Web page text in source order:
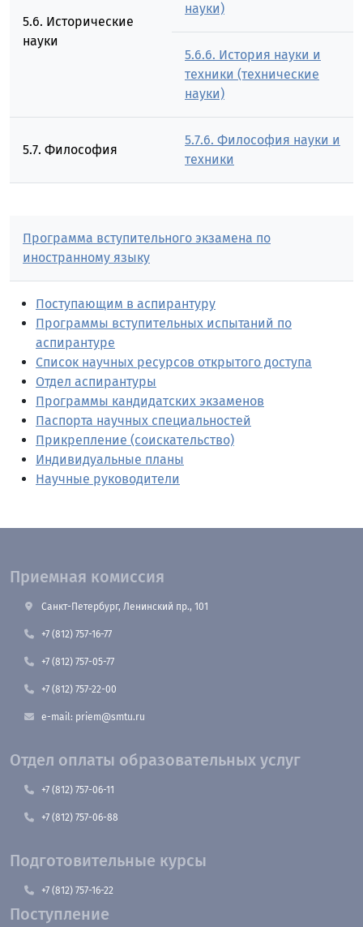
5.6. Исторические
науки
науки)
5.6.6. История науки и
техники (технические
науки)
5.7. Философия
5.7.6. Философия науки и
техники
Программа вступительного экзамена по
иностранному языку
Поступающим в аспирантуру
Программы вступительных испытаний по
аспирантуре
Список научных ресурсов открытого доступа
Отдел аспирантуры
Программы кандидатских экзаменов
Паспорта научных специальностей
Прикрепление (соискательство)
Индивидуальные планы
Научные руководители
Приемная комиссия
Санкт-Петербург, Ленинский пр., 101
+7 (812) 757-16-77
+7 (812) 757-05-77
+7 (812) 757-22-00
e-mail: priem@smtu.ru
Отдел оплаты образовательных услуг
+7 (812) 757-06-11
+7 (812) 757-06-88
Подготовительные курсы
+7 (812) 757-16-22
Поступление